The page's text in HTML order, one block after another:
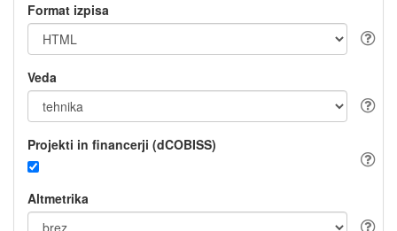
Format izpisa
Veda
Projekti in financerji (dCOBISS)
Altmetrika